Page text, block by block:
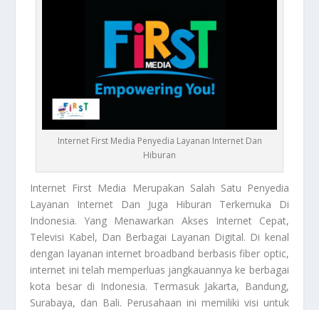
Internet First Media Penyedia Layanan Internet Dan
Hiburan
Internet First Media Merupakan Salah Satu Penyedia
Layanan Internet Dan Juga Hiburan Terkemuka Di
Indonesia. Yang Menawarkan Akses Internet Cepat,
Televisi Kabel, Dan Berbagai Layanan Digital. Di kenal
dengan layanan internet broadband berbasis fiber optic,
internet ini telah memperluas jangkauannya ke berbagai
kota besar di Indonesia. Termasuk Jakarta, Bandung,
Surabaya, dan Bali. Perusahaan ini memiliki visi untuk